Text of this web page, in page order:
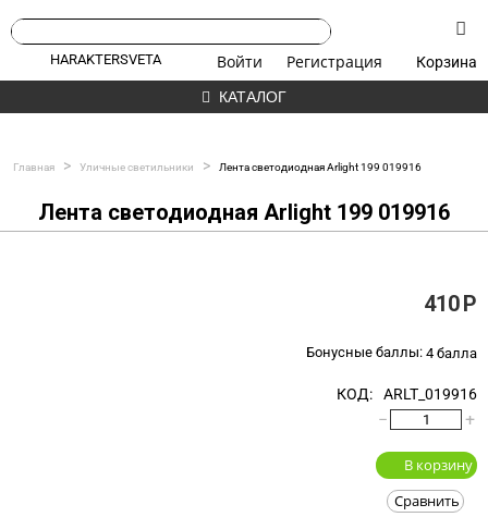
Корзина
Войти Регистрация
HARAKTERSVETA
КАТАЛОГ
Главная > Уличные светильники > Лента светодиодная Arlight 199 019916
Лента светодиодная Arlight 199 019916
410Р
Бонусные баллы: 4 балла
КОД: ARLT_019916
+
−
В корзину
Сравнить